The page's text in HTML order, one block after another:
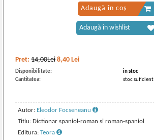
Pret:14,00Lei 8,40 Lei
Disponibilitate:
in stoc
Cantitatea:
stoc suficient
Autor: Eleodor Focseneanu
Titlu: Dictionar spaniol-roman si roman-spaniol
Editura:Teora
Adaugă în coș
Adaugă în wishlist